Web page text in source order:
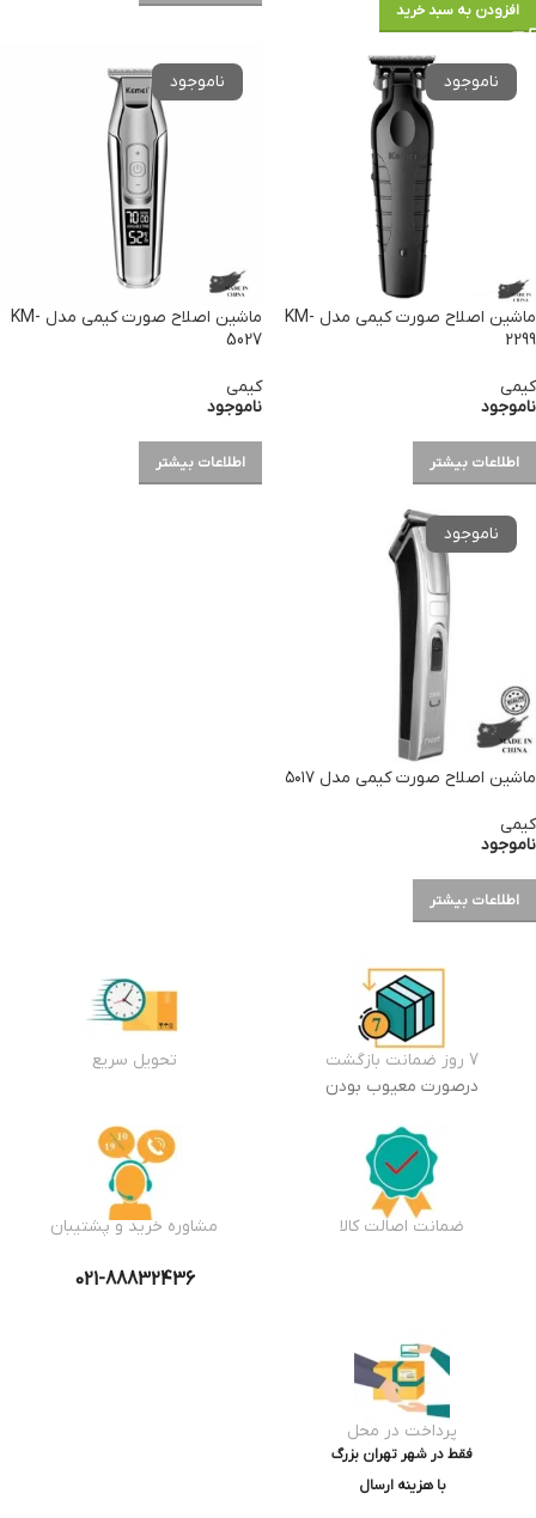
افزودن به سبد خرید
ماشین اصلاح صورت کیمی مدل KM-
2299
کیمی
ناموجود
اطلاعات بیشتر
ماشین اصلاح صورت کیمی مدل KM-
5027
کیمی
ناموجود
اطلاعات بیشتر
ماشین اصلاح صورت کیمی مدل ۵۰۱۷
کیمی
ناموجود
اطلاعات بیشتر
7 روز ضمانت بازگشت
درصورت معیوب بودن
تحویل سریع
ضمانت اصالت کالا مشاوره خرید و پشتیبان
021-88832436
پرداخت در محل
فقط در شهر تهران بزرگ
با هزینه ارسال